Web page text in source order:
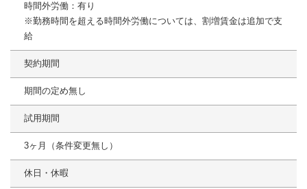
時間外労働：有り
※勤務時間を超える時間外労働については、割増賃金は追加で支
給
契約期間
期間の定め無し
試用期間
3ヶ月（条件変更無し）
休日・休暇